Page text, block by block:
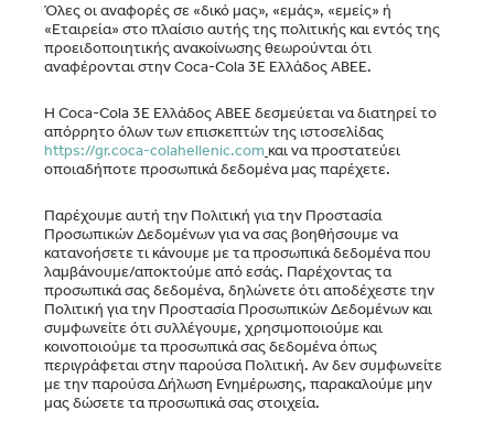
Όλες οι αναφορές σε «δικό μας», «εμάς», «εμείς» ή
«Εταιρεία» στο πλαίσιο αυτής της πολιτικής και εντός της
προειδοποιητικής ανακοίνωσης θεωρούνται ότι
αναφέρονται στην Coca-Cola 3Ε Ελλάδος ΑΒΕΕ.
Η Coca‑Cola 3Ε Ελλάδος ΑΒΕΕ δεσμεύεται να διατηρεί το
απόρρητο όλων των επισκεπτών της ιστοσελίδας
https://gr.coca-colahellenic.com και να προστατεύει
οποιαδήποτε προσωπικά δεδομένα μας παρέχετε.
Παρέχουμε αυτή την Πολιτική για την Προστασία
Προσωπικών Δεδομένων για να σας βοηθήσουμε να
κατανοήσετε τι κάνουμε με τα προσωπικά δεδομένα που
λαμβάνουμε/αποκτούμε από εσάς. Παρέχοντας τα
προσωπικά σας δεδομένα, δηλώνετε ότι αποδέχεστε την
Πολιτική για την Προστασία Προσωπικών Δεδομένων και
συμφωνείτε ότι συλλέγουμε, χρησιμοποιούμε και
κοινοποιούμε τα προσωπικά σας δεδομένα όπως
περιγράφεται στην παρούσα Πολιτική. Αν δεν συμφωνείτε
με την παρούσα Δήλωση Ενημέρωσης, παρακαλούμε μην
μας δώσετε τα προσωπικά σας στοιχεία.